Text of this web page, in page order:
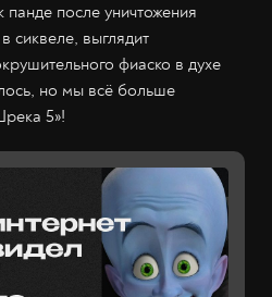
после уничтожения
сиквеле, выглядит
фиаско в духе
но мы всё больше
5»!